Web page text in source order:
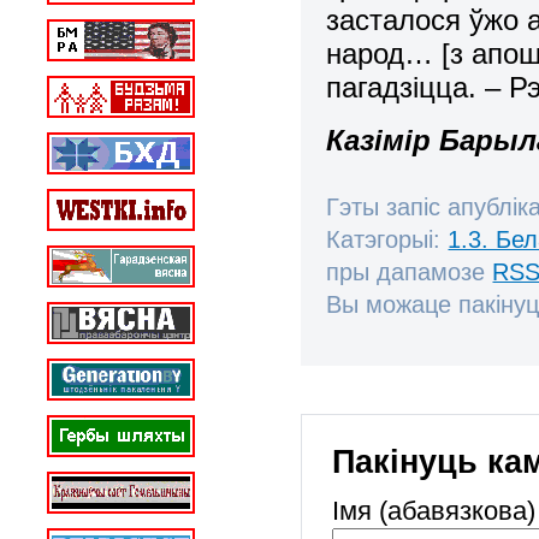
засталося ўжо
народ… [з
пагадзіцца. –
Казімір
Гэты запіс
Катэгорыі: 1.3.
пры дапамозе
Вы можаце
Пакінуць
Імя (абавязкова)